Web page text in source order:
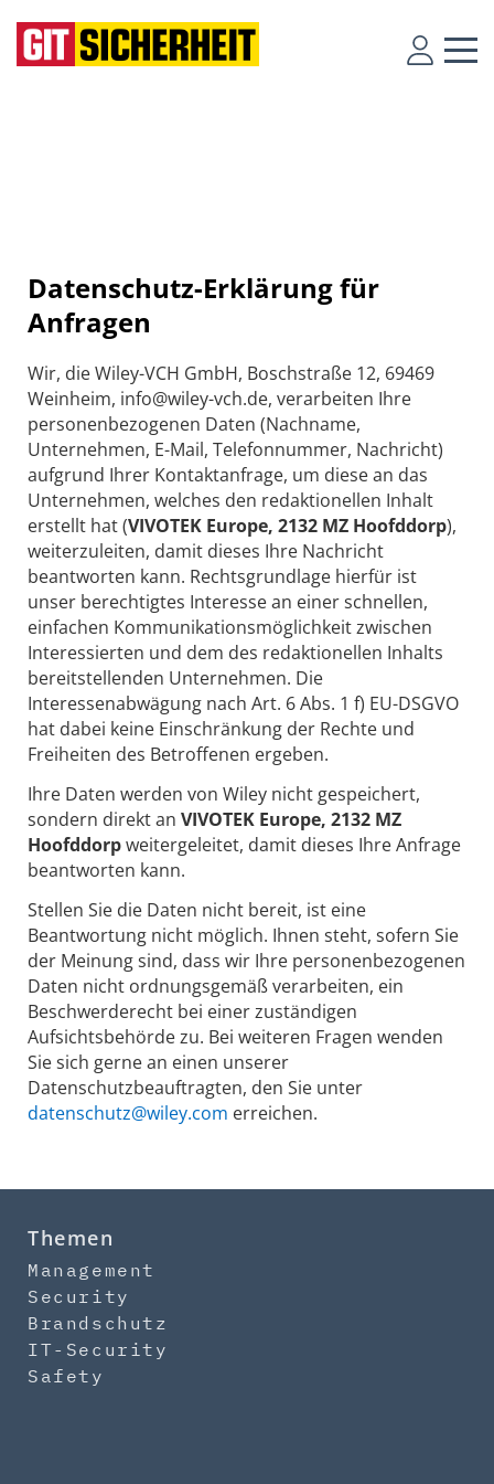
Datenschutz-Erklärung für
Anfragen
Wir, die Wiley-VCH GmbH, Boschstraße 12, 69469
Weinheim, info@wiley-vch.de, verarbeiten Ihre
personenbezogenen Daten (Nachname,
Unternehmen, E-Mail, Telefonnummer, Nachricht)
aufgrund Ihrer Kontaktanfrage, um diese an das
Unternehmen, welches den redaktionellen Inhalt
erstellt hat (VIVOTEK Europe, 2132 MZ Hoofddorp),
weiterzuleiten, damit dieses Ihre Nachricht
beantworten kann. Rechtsgrundlage hierfür ist
unser berechtigtes Interesse an einer schnellen,
einfachen Kommunikationsmöglichkeit zwischen
Interessierten und dem des redaktionellen Inhalts
bereitstellenden Unternehmen. Die
Interessenabwägung nach Art. 6 Abs. 1 f) EU-DSGVO
hat dabei keine Einschränkung der Rechte und
Freiheiten des Betroffenen ergeben.
Ihre Daten werden von Wiley nicht gespeichert,
sondern direkt an VIVOTEK Europe, 2132 MZ
Hoofddorpweitergeleitet, damit dieses Ihre Anfrage
beantworten kann.
Stellen Sie die Daten nicht bereit, ist eine
Beantwortung nicht möglich. Ihnen steht, sofern Sie
der Meinung sind, dass wir Ihre personenbezogenen
Daten nicht ordnungsgemäß verarbeiten, ein
Beschwerderecht bei einer zuständigen
Aufsichtsbehörde zu. Bei weiteren Fragen wenden
Sie sich gerne an einen unserer
Datenschutzbeauftragten, den Sie unter
datenschutz@wiley.com erreichen.
Themen
Management
Security
Brandschutz
IT-Security
Safety